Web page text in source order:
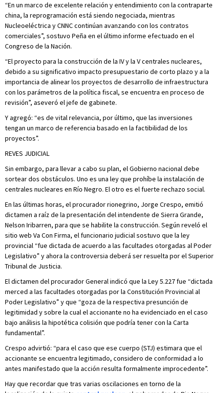
“En un marco de excelente relación y entendimiento con la contraparte
china, la reprogramación está siendo negociada, mientras
Nucleoeléctrica y CNNC continúan avanzando con los contratos
comerciales”, sostuvo Peña en el último informe efectuado en el
Congreso de la Nación.
“El proyecto para la construcción de la IV y la V centrales nucleares,
debido a su significativo impacto presupuestario de corto plazo y a la
importancia de alinear los proyectos de desarrollo de infraestructura
con los parámetros de la política fiscal, se encuentra en proceso de
revisión”, aseveró el jefe de gabinete.
Y agregó: “es de vital relevancia, por último, que las inversiones
tengan un marco de referencia basado en la factibilidad de los
proyectos”.
REVES JUDICIAL
Sin embargo, para llevar a cabo su plan, el Gobierno nacional debe
sortear dos obstáculos. Uno es una ley que prohíbe la instalación de
centrales nucleares en Río Negro. El otro es el fuerte rechazo social.
En las últimas horas, el procurador rionegrino, Jorge Crespo, emitió
dictamen a raíz de la presentación del intendente de Sierra Grande,
Nelson Iribarren, para que se habilite la construcción. Según reveló el
sitio web Va Con Firma, el funcionario judicial sostuvo que la ley
provincial “fue dictada de acuerdo a las facultades otorgadas al Poder
Legislativo” y ahora la controversia deberá ser resuelta por el Superior
Tribunal de Justicia.
El dictamen del procurador General indicó que la Ley 5.227 fue “dictada
merced a las facultades otorgadas por la Constitución Provincial al
Poder Legislativo” y que “goza de la respectiva presunción de
legitimidad y sobre la cual el accionante no ha evidenciado en el caso
bajo análisis la hipotética colisión que podría tener con la Carta
fundamental”.
Crespo advirtió: “para el caso que ese cuerpo (STJ) estimara que el
accionante se encuentra legitimado, considero de conformidad a lo
antes manifestado que la acción resulta formalmente improcedente”.
Hay que recordar que tras varias oscilaciones en torno de la